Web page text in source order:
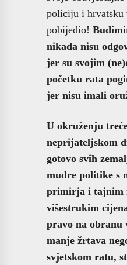
policiju i hrvatsku
pobijedio!
nikada nisu
jer su svojim
početku rata
jer nisu imali
U okruženju
neprijateljskom
gotovo svih
mudre politike s
primirja i tajnim
višestrukim
pravo na obranu
manje žrtava
svjetskom ratu,